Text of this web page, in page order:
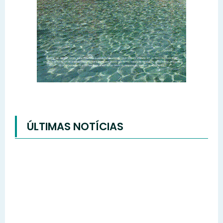
ÚLTIMAS NOTÍCIAS